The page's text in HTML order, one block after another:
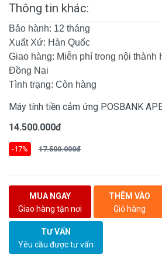
Thông tin khác:
Bảo hành: 12 tháng
Xuất Xứ: Hàn Quốc
Giao hàng: Miễn phí trong nội thành
Đồng Nai
Tình trạng: Còn hàng
Máy tính tiền cảm ứng POSBANK
14.500.000đ
-17% 17.500.000đ
MUA NGAY
Giao hàng tận nơi
THÊM VÀO
Giỏ hàng
TƯ VẤN
Yêu cầu được tư vấn